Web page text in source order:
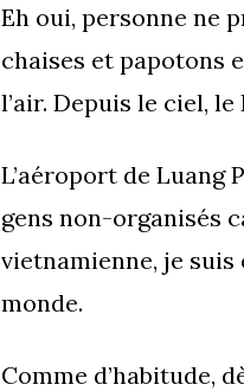
Eh oui, personne ne
chaises et papotons
l’air. Depuis le ciel,
L’aéroport de Luang
gens non-organisés
vietnamienne, je
monde.
Comme d’habitude,